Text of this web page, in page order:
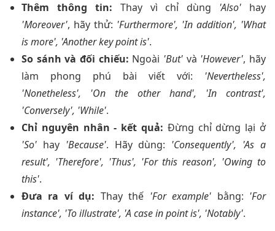
Thêm thông tin: Thay vì chỉ dùng 'Also' hay
'Moreover', hãy thử: 'Furthermore', 'In addition', 'What
is more', 'Another key point is'.
So sánh và đối chiếu: Ngoài 'But' và 'However', hãy
làm phong phú bài viết với: 'Nevertheless',
'Nonetheless', 'On the other hand', 'In contrast',
'Conversely', 'While'.
Chỉ nguyên nhân - kết quả: Đừng chỉ dừng lại ở
'So' hay 'Because'. Hãy dùng: 'Consequently', 'As a
result', 'Therefore', 'Thus', 'For this reason', 'Owing to
this'.
Đưa ra ví dụ: Thay thế 'For example' bằng: 'For
instance', 'To illustrate', 'A case in point is', 'Notably'.